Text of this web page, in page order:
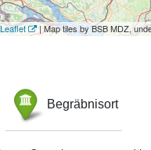
Leaflet | Map tiles by BSB MDZ,
Begräbnisort